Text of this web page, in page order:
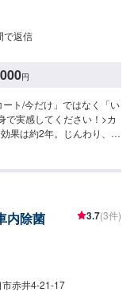
で返信
円
ト/今だけ」ではなく「い
で実感してください！>カ
果は約2年。じんわり、長
させていただくことで、
香剤の香りを分解するこ
担いただいております。
み休み）営業時間：
内除菌 3.7(3件)
赤井4-21-17